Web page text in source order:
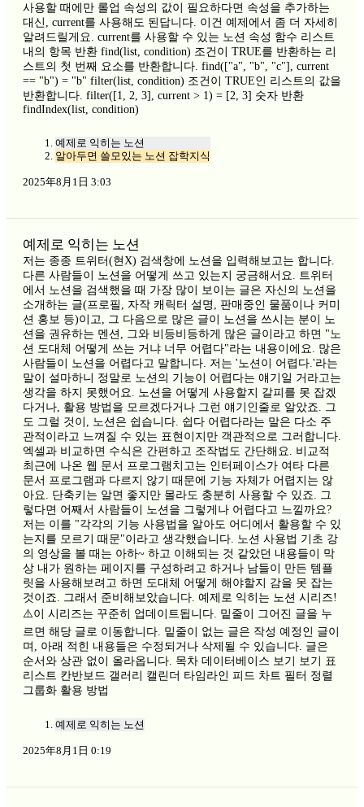
사용할 때에만 롤업 속성의 값이 필요하다면 속성을 추가하는
대신, current를 사용해도 된답니다. 이건 예제에서 좀 더 자세히
알려드릴게요. current를 사용할 수 있는 노션 속성 함수 리스트
내의 항목 반환 find(list, condition) 조건이 TRUE를 반환하는 리
스트의 첫 번째 요소를 반환합니다. find(["a", "b", "c"], current
== "b") = "b" filter(list, condition) 조건이 TRUE인 리스트의 값을
반환합니다. filter([1, 2, 3], current > 1) = [2, 3] 숫자 반환
findIndex(list, condition)
예제로 익히는 노션
알아두면 쓸모있는 노션 잡학지식
2025年8月1日 3:03
예제로 익히는 노션
저는 종종 트위터(현X) 검색창에 노션을 입력해보고는 합니다.
다른 사람들이 노션을 어떻게 쓰고 있는지 궁금해서요. 트위터
에서 노션을 검색했을 때 가장 많이 보이는 글은 자신의 노션을
소개하는 글(프로필, 자작 캐릭터 설명, 판매중인 물품이나 커미
션 홍보 등)이고, 그 다음으로 많은 글이 노션을 쓰시는 분이 노
션을 권유하는 멘션, 그와 비등비등하게 많은 글이라고 하면 "노
션 도대체 어떻게 쓰는 거냐 너무 어렵다"라는 내용이에요. 많은
사람들이 노션을 어렵다고 말합니다. 저는 '노션이 어렵다.'라는
말이 설마하니 정말로 노션의 기능이 어렵다는 얘기일 거라고는
생각을 하지 못했어요. 노션을 어떻게 사용할지 갈피를 못 잡겠
다거나, 활용 방법을 모르겠다거나 그런 얘기인줄로 알았죠. 그
도 그럴 것이, 노션은 쉽습니다. 쉽다 어렵다라는 말은 다소 주
관적이라고 느껴질 수 있는 표현이지만 객관적으로 그러합니다.
엑셀과 비교하면 수식은 간편하고 조작법도 간단해요. 비교적
최근에 나온 웹 문서 프로그램치고는 인터페이스가 여타 다른
문서 프로그램과 다르지 않기 때문에 기능 자체가 어렵지는 않
아요. 단축키는 알면 좋지만 몰라도 충분히 사용할 수 있죠. 그
렇다면 어째서 사람들이 노션을 그렇게나 어렵다고 느낄까요?
저는 이를 "각각의 기능 사용법을 알아도 어디에서 활용할 수 있
는지를 모르기 때문"이라고 생각했습니다. 노션 사용법 기초 강
의 영상을 볼 때는 아하~ 하고 이해되는 것 같았던 내용들이 막
상 내가 원하는 페이지를 구성하려고 하거나 남들이 만든 템플
릿을 사용해보려고 하면 도대체 어떻게 해야할지 감을 못 잡는
것이죠. 그래서 준비해보았습니다. 예제로 익히는 노션 시리즈!
⚠️이 시리즈는 꾸준히 업데이트됩니다. 밑줄이 그어진 글을 누
르면 해당 글로 이동합니다. 밑줄이 없는 글은 작성 예정인 글이
며, 아래 적힌 내용들은 수정되거나 삭제될 수 있습니다. 글은
순서와 상관 없이 올라옵니다. 목차 데이터베이스 보기 보기 표
리스트 칸반보드 갤러리 캘린더 타임라인 피드 차트 필터 정렬
그룹화 활용 방법
예제로 익히는 노션
2025年8月1日 0:19